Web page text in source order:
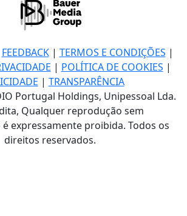
FEEDBACK| TERMOS E CONDIÇÕES |
| POLÍTICA DE COOKIES |
| TRANSPARÊNCIA
Portugal Holdings, Unipessoal Lda.
Qualquer reprodução sem
expressamente proibida. Todos os
direitos reservados.